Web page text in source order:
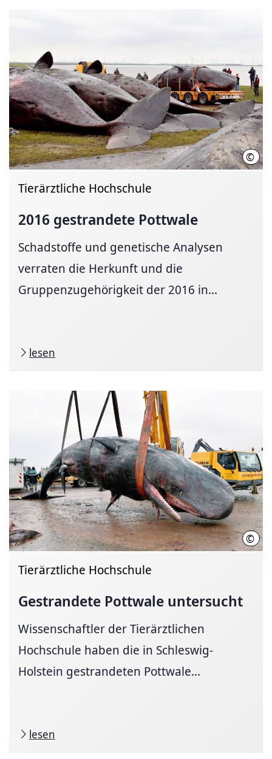
©
Tierärztliche Hochschule
2016 gestrandete Pottwale
Schadstoffe und genetische Analysen
verraten die Herkunft und die
Gruppenzugehörigkeit der 2016 in...
lesen
©
Tierärztliche Hochschule
Gestrandete Pottwale untersucht
Wissenschaftler der Tierärztlichen
Hochschule haben die in Schleswig-
Holstein gestrandeten Pottwale...
lesen